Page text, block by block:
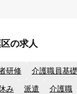
の求人
研修 介護職員基
み 派遣 介護職